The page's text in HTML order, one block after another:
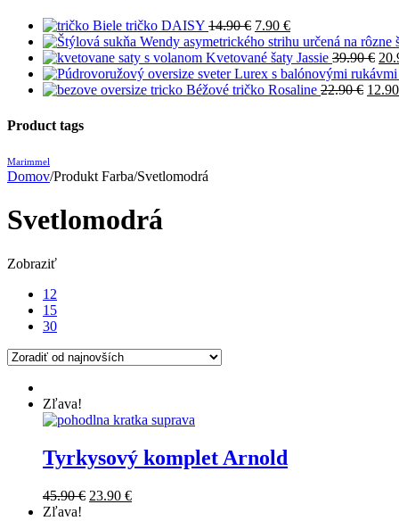
Biele tričko DAISY 14.90€ Original
price
was:
14.90 €.
7.90 €Current
price
is:
7.90 €.
Kvetované šaty Jassie 39.90€
Béžové tričko Rosaline 22.90€
Product tags
Marimmel
Domov/Produkt Farba/Svetlomodrá
Svetlomodrá
Zobraziť
12
15
30
Zľava!
Tyrkysový komplet Arnold
45.90€ Original
23.90 €Current
Zľava!